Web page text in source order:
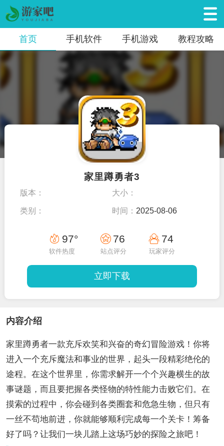
首页 手机软件 手机游戏 教程攻略
家里蹲勇者3
版本： 大小：
类别： 时间： 2025-08-06
97°
软件热度
76
站点评分
74
玩家评分
立即下载
内容介绍
家里蹲勇者一款充斥欢笑和兴奋的奇幻冒险游戏！你将
进入一个充斥魔法和事业的世界，起头一段精彩绝伦的
途程。在这个世界里，你需求解开一个个兴趣横生的故
事谜题，而且要把握各类怪物的特性能力击败它们。在
摸索的过程中，你会碰到各类圈套和危急生物，但只有
一丝不苟地前进，你就能够顺利完成每一个关卡！筹备
好了吗？让我们一块儿踏上这场巧妙的探险之旅吧！